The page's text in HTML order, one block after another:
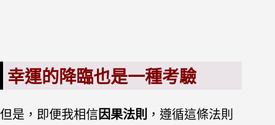
幸運的降臨也是一種考驗
但是，即便我相信因果法則 ，遵循這條法則